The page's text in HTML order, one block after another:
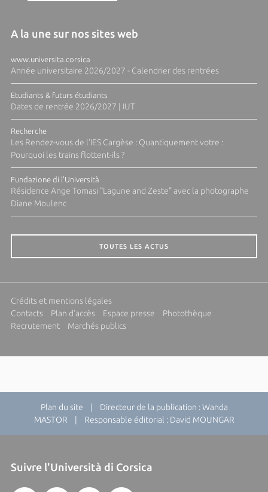
A la une sur nos sites web
www.universita.corsica
Année universitaire 2026/2027 - Calendrier des rentrées
Etudiants & futurs étudiants
Dates de rentrée 2026/2027 | IUT
Recherche
Les Rendez-vous de l'IES Cargèse : Quantiquement votre :
Pourquoi les trains flottent-ils ?
Fundazione di l'Università
Résidence Ange Tomasi "Lagune and Zeste" avec la photographe
Diane Moulenc
TOUTES LES ACTUS
Crédits et mentions légales
Contacts
Plan d'accès Espace presse
Photothèque
Recrutement
Marchés publics
Plan du site | Directeur de la publication : Wanda
MASTOR | Responsable éditorial : David MOUNGAR
Suivre l'Università di Corsica